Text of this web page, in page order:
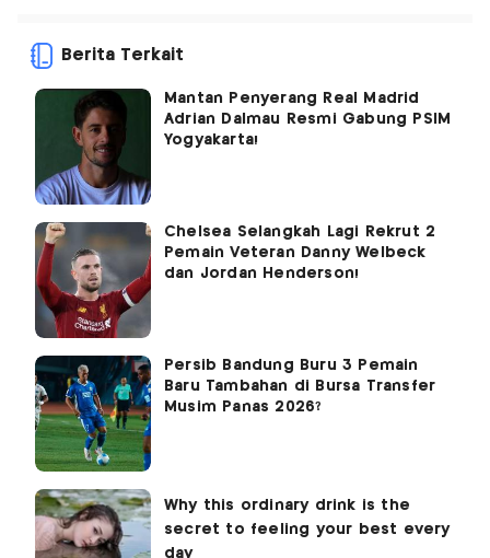
Berita Terkait
Mantan Penyerang Real Madrid
Adrian Dalmau Resmi Gabung PSIM
Yogyakarta!
Chelsea Selangkah Lagi Rekrut 2
Pemain Veteran Danny Welbeck
dan Jordan Henderson!
Persib Bandung Buru 3 Pemain
Baru Tambahan di Bursa Transfer
Musim Panas 2026?